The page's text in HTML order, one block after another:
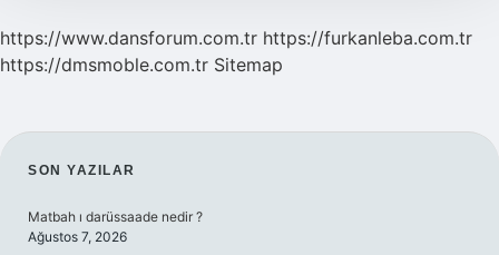
https://www.dansforum.com.tr https://furkanleba.com.tr
https://dmsmoble.com.tr Sitemap
SIDEBAR
SON YAZILAR
Matbah ı darüssaade nedir ?
Ağustos 7, 2026